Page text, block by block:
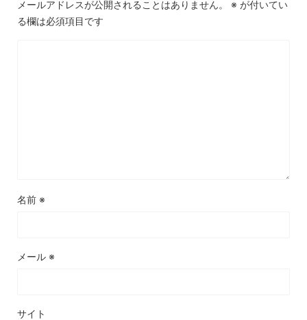
メールアドレスが公開されることはありません。 ※ が付いてい
る欄は必須項目です
名前 ※
メール ※
サイト